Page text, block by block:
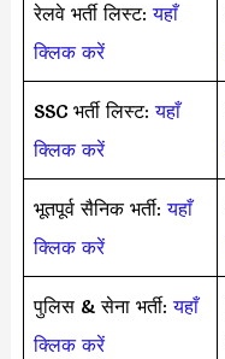
रेलवे भर्ती लिस्ट:यहाँ
क्लिक करें
SSC भर्ती लिस्ट:यहाँ
क्लिक करें
भूतपूर्व सैनिक भर्ती:यहाँ
क्लिक करें
पुलिस & सेना भर्ती:यहाँ
क्लिक करें